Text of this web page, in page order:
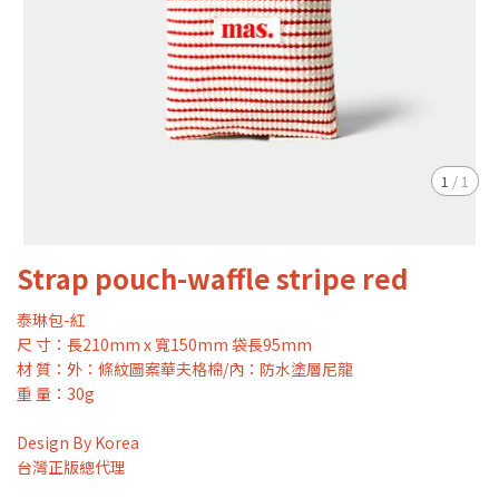
1 / 1
Strap pouch-waffle stripe red
泰琳包-紅
尺 寸：長210mm x 寬150mm 袋長95mm
材 質：外：條紋圖案華夫格棉/內：防水塗層尼龍
重 量：30g
Design By Korea
台灣正版總代理